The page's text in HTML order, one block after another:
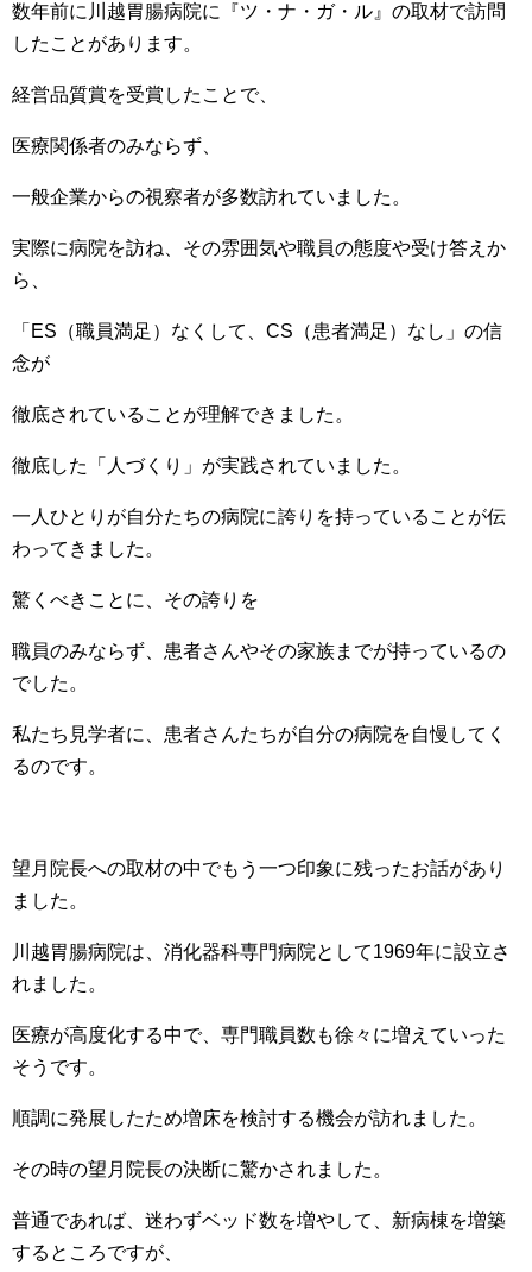
数年前に川越胃腸病院に『ツ・ナ・ガ・ル』の取材で訪問
したことがあります。
経営品質賞を受賞したことで、
医療関係者のみならず、
一般企業からの視察者が多数訪れていました。
実際に病院を訪ね、その雰囲気や職員の態度や受け答えか
ら、
「ES（職員満足）なくして、CS（患者満足）なし」の信
念が
徹底されていることが理解できました。
徹底した「人づくり」が実践されていました。
一人ひとりが自分たちの病院に誇りを持っていることが伝
わってきました。
驚くべきことに、その誇りを
職員のみならず、患者さんやその家族までが持っているの
でした。
私たち見学者に、患者さんたちが自分の病院を自慢してく
るのです。
望月院長への取材の中でもう一つ印象に残ったお話があり
ました。
川越胃腸病院は、消化器科専門病院として1969年に設立さ
れました。
医療が高度化する中で、専門職員数も徐々に増えていった
そうです。
順調に発展したため増床を検討する機会が訪れました。
その時の望月院長の決断に驚かされました。
普通であれば、迷わずベッド数を増やして、新病棟を増築
するところですが、